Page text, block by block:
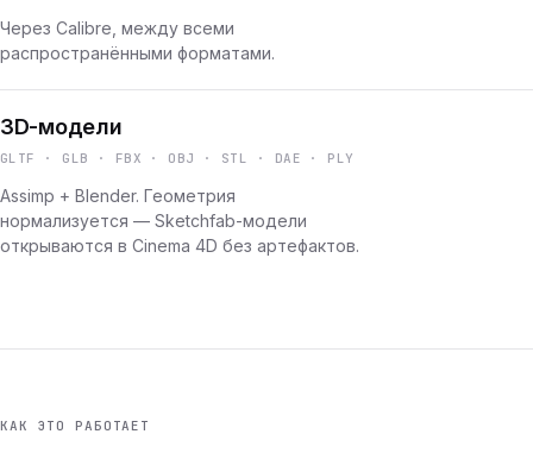
Через Calibre, между всеми
распространёнными форматами.
3D-модели
GLTF · GLB · FBX · OBJ · STL · DAE · PLY
Assimp + Blender. Геометрия
нормализуется — Sketchfab-модели
открываются в Cinema 4D без артефактов.
КАК ЭТО РАБОТАЕТ